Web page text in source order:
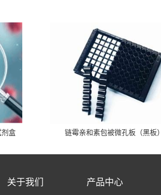
剂盒 链霉亲和素包被微孔板（黑板）
关于我们 产品中心